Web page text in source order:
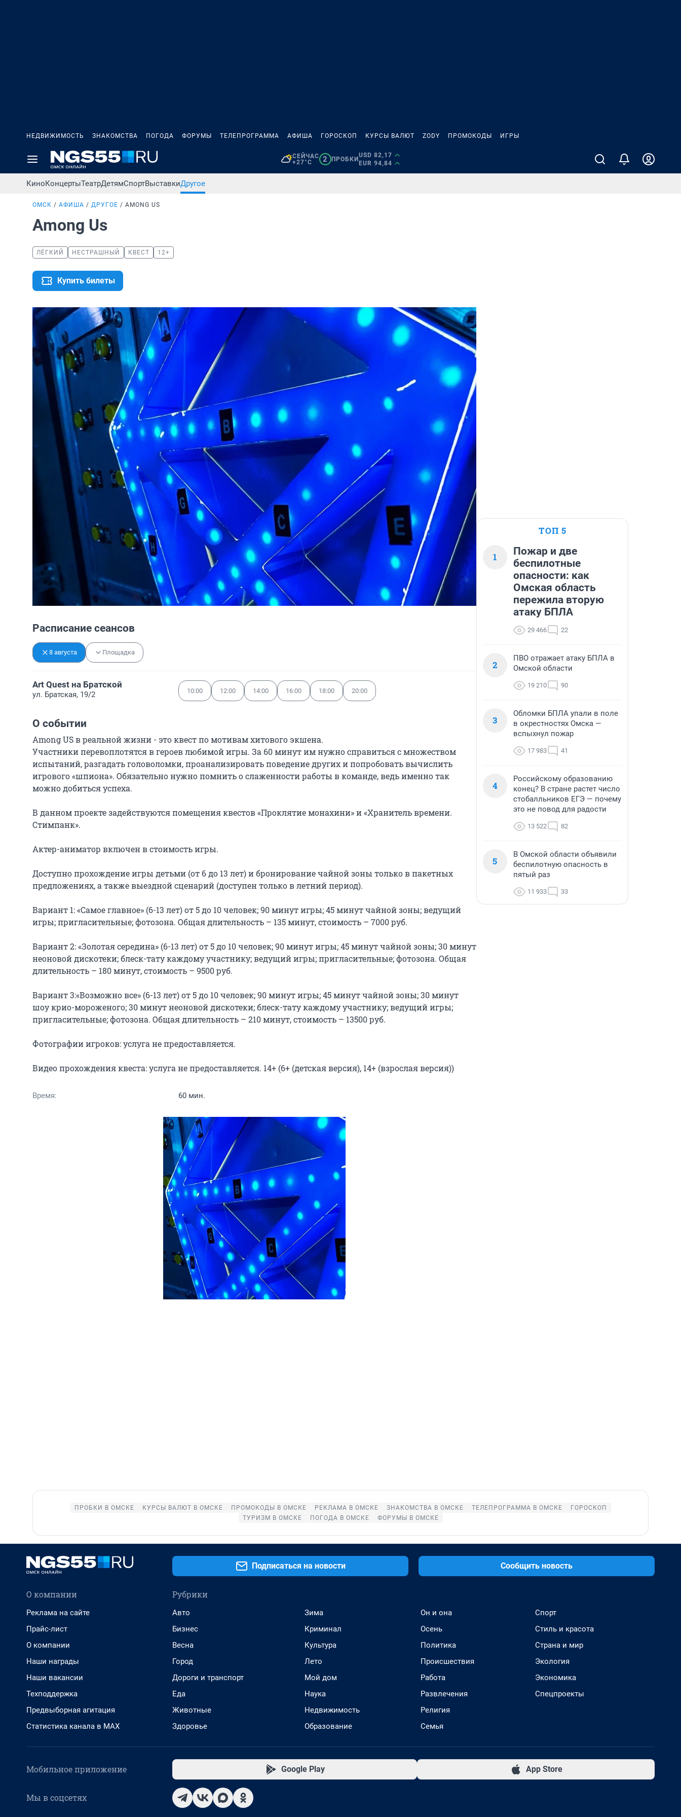
НЕДВИЖИМОСТЬ ЗНАКОМСТВА ПОГОДА ФОРУМЫ ТЕЛЕПРОГРАММА АФИША ГОРОСКОП КУРСЫ ВАЛЮТ ZODY ПРОМОКОДЫ ИГРЫ
СЕЙЧАС
+27°C
2 ПРОБКИ
USD 82,17
EUR 94,84
КиноКонцертыТеатрДетямСпортВыставкиДругое
ОМСК АФИША ДРУГОЕ AMONG US
Among Us
ЛЁГКИЙ НЕСТРАШНЫЙ КВЕСТ 12+
Купить билеты
Расписание сеансов
8 августа Площадка
Art Quest на Братской
ул. Братская, 19/2 10:00 12:00 14:00 16:00 18:00 20:00
О событии
Among US в реальной жизни - это квест по мотивам хитового экшена.
Участники перевоплотятся в героев любимой игры. За 60 минут им нужно справиться с множеством
испытаний, разгадать головоломки, проанализировать поведение других и попробовать вычислить
игрового «шпиона». Обязательно нужно помнить о слаженности работы в команде, ведь именно так
можно добиться успеха.
В данном проекте задействуются помещения квестов «Проклятие монахини» и «Хранитель времени.
Стимпанк».
Актер-аниматор включен в стоимость игры.
Доступно прохождение игры детьми (от 6 до 13 лет) и бронирование чайной зоны только в пакетных
предложениях, а также выездной сценарий (доступен только в летний период).
Вариант 1: «Самое главное» (6-13 лет) от 5 до 10 человек; 90 минут игры; 45 минут чайной зоны; ведущий
игры; пригласительные; фотозона. Общая длительность – 135 минут, стоимость – 7000 руб.
Вариант 2: «Золотая середина» (6-13 лет) от 5 до 10 человек; 90 минут игры; 45 минут чайной зоны; 30 минут
неоновой дискотеки; блеск-тату каждому участнику; ведущий игры; пригласительные; фотозона. Общая
длительность – 180 минут, стоимость – 9500 руб.
Вариант 3:«Возможно все» (6-13 лет) от 5 до 10 человек; 90 минут игры; 45 минут чайной зоны; 30 минут
шоу крио-мороженого; 30 минут неоновой дискотеки; блеск-тату каждому участнику; ведущий игры;
пригласительные; фотозона. Общая длительность – 210 минут, стоимость – 13500 руб.
Фотографии игроков: услуга не предоставляется.
Видео прохождения квеста: услуга не предоставляется. 14+ (6+ (детская версия), 14+ (взрослая версия))
Время: 60 мин.
ТОП 5
1
Пожар и две
беспилотные
опасности: как
Омская область
пережила вторую
атаку БПЛА
29 466 22
2
ПВО отражает атаку БПЛА в
Омской области
19 210 90
3
Обломки БПЛА упали в поле
в окрестностях Омска —
вспыхнул пожар
17 983 41
4
Российскому образованию
конец? В стране растет число
стобалльников ЕГЭ — почему
это не повод для радости
13 522 82
5
В Омской области объявили
беспилотную опасность в
пятый раз
11 933 33
ПРОБКИ В ОМСКЕ КУРСЫ ВАЛЮТ В ОМСКЕ ПРОМОКОДЫ В ОМСКЕ РЕКЛАМА В ОМСКЕ ЗНАКОМСТВА В ОМСКЕ ТЕЛЕПРОГРАММА В ОМСКЕ
ГОРОСКОП
ТУРИЗМ В ОМСКЕ
ПОГОДА В ОМСКЕ ФОРУМЫ В ОМСКЕ
Подписаться на новости Сообщить новость
О компании
Реклама на сайте
Прайс-лист
О компании
Наши награды
Наши вакансии
Техподдержка
Предвыборная агитация
Статистика канала в MAX
Рубрики
Авто
Бизнес
Весна
Город
Дороги и транспорт
Еда
Животные
Здоровье
Зима
Криминал
Культура
Лето
Мой дом
Наука
Недвижимость
Образование
Он и она
Осень
Политика
Происшествия
Работа
Развлечения
Религия
Семья
Спорт
Стиль и красота
Страна и мир
Экология
Экономика
Спецпроекты
Мобильное приложение Google Play App Store
Мы в соцсетях